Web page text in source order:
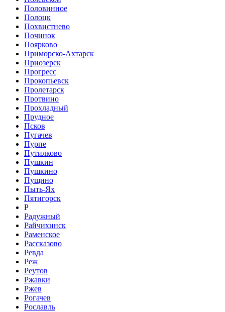
Половинное
Полоцк
Похвистнево
Починок
Поярково
Приморско-Ахтарск
Приозерск
Прогресс
Прокопьевск
Пролетарск
Протвино
Прохладный
Прудное
Псков
Пугачев
Пурпе
Путилково
Пушкин
Пушкино
Пущино
Пыть-Ях
Пятигорск
Р
Радужный
Райчихинск
Раменское
Рассказово
Ревда
Реж
Реутов
Ржавки
Ржев
Рогачев
Рославль